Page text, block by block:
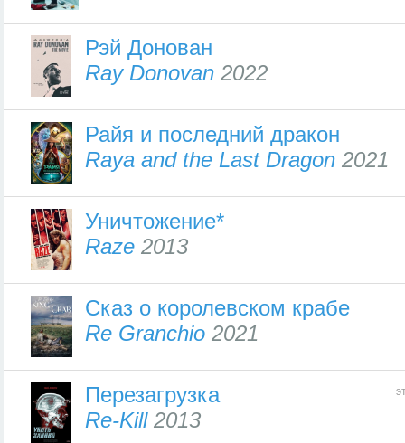
Рэй Донован
Ray Donovan 2022
Райя и последний дракон
Raya and the Last Dragon 2021
Уничтожение*
Raze 2013
Сказ о королевском крабе
Re Granchio 2021
Перезагрузка
Re-Kill2013